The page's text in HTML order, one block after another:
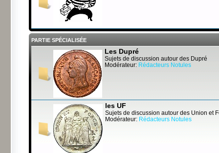
PARTIE SPÉCIALISÉE
Les Dupré
Sujets de discussion autour des Dupré
Modérateur: Rédacteurs Notules
les UF
Sujets de discussion autour des Union et
Modérateur: Rédacteurs Notules